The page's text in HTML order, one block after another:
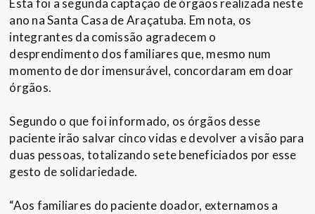
Esta foi a segunda captação de órgãos realizada neste
ano na Santa Casa de Araçatuba. Em nota, os
integrantes da comissão agradecem o
desprendimento dos familiares que, mesmo num
momento de dor imensurável, concordaram em doar
órgãos.
Segundo o que foi informado, os órgãos desse
paciente irão salvar cinco vidas e devolver a visão para
duas pessoas, totalizando sete beneficiados por esse
gesto de solidariedade.
“Aos familiares do paciente doador, externamos a